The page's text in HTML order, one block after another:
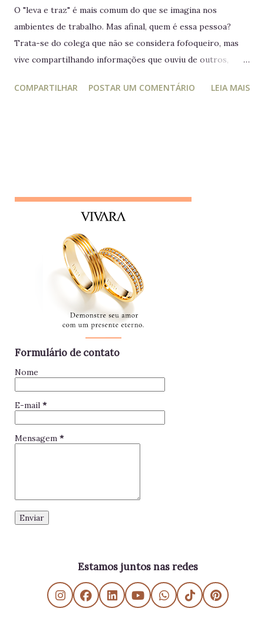
O "leva e traz" é mais comum do que se imagina nos
ambientes de trabalho. Mas afinal, quem é essa pessoa?
Trata-se do colega que não se considera fofoqueiro, mas
vive compartilhando informações que ouviu de outros,
prática, ele manipula e desagrega, usando informações
pessoa, gerando conflitos. Lembrete do dia Desconfie da
pessoa que se interessa demais pela vida alheia no trabalho
e está sempre metida em confusões. Colegas assim
raramente contribuem para a equipe - mantenha distância e
foque no seu trabalho. Impac...
COMPARTILHAR POSTAR UM COMENTÁRIO LEIA MAIS
Formulário de contato
Nome
E-mail *
Mensagem *
Estamos juntos nas redes